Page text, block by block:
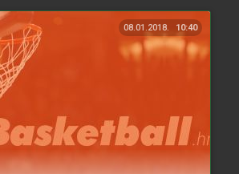
08.01.2018. 10:40